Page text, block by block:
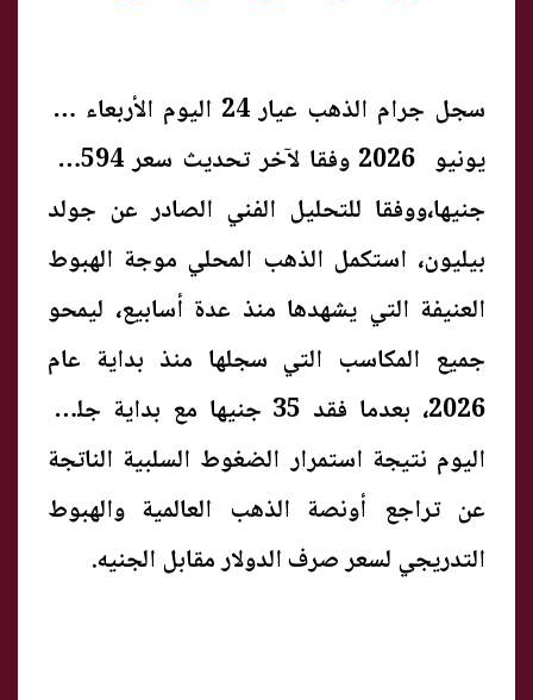
سجل جرام الذهب عيار 24 اليوم الأربعاء 24
يونيو 2026 وفقا لآخر تحديث سعر 6594
جنيها،ووفقا للتحليل الفني الصادر عن جولد
بيليون، استكمل الذهب المحلي موجة الهبوط
العنيفة التي يشهدها منذ عدة أسابيع، ليمحو
جميع المكاسب التي سجلها منذ بداية عام
2026، بعدما فقد 35 جنيها مع بداية جلسة
اليوم نتيجة استمرار الضغوط السلبية الناتجة
عن تراجع أونصة الذهب العالمية والهبوط
التدريجي لسعر صرف الدولار مقابل الجنيه.